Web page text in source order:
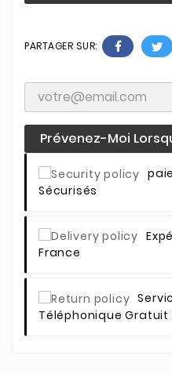
PARTAGER SUR:
Prévenez-Moi
Sécurisés
France
Téléphonique Gratuit